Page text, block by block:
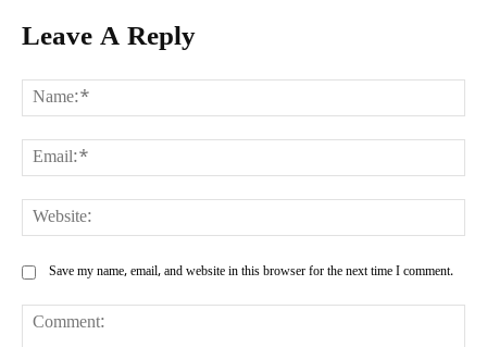
Leave A Reply
Save my name, email, and website in this browser for the next time I comment.